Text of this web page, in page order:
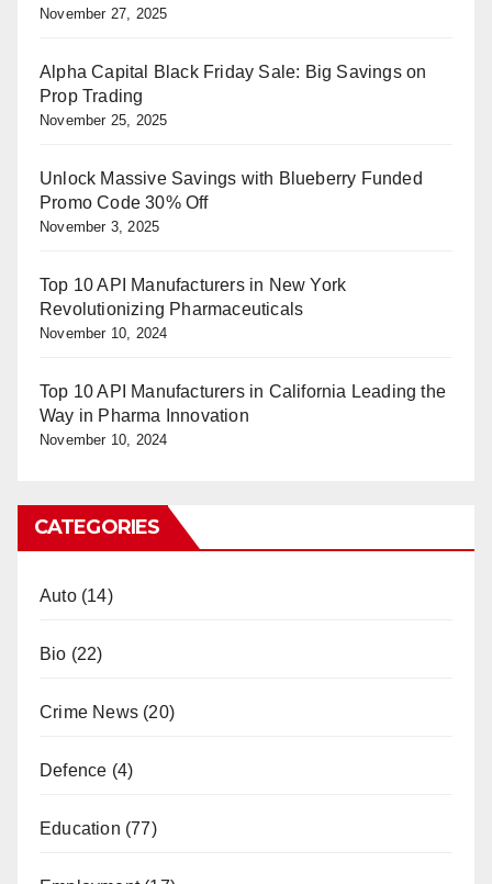
November 27, 2025
Alpha Capital Black Friday Sale: Big Savings on
Prop Trading
November 25, 2025
Unlock Massive Savings with Blueberry Funded
Promo Code 30% Off
November 3, 2025
Top 10 API Manufacturers in New York
Revolutionizing Pharmaceuticals
November 10, 2024
Top 10 API Manufacturers in California Leading the
Way in Pharma Innovation
November 10, 2024
CATEGORIES
Auto(14)
Bio (22)
Crime News (20)
Defence (4)
Education (77)